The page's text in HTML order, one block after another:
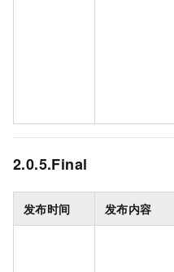
2.0.5.Final
发布时间 发布内容